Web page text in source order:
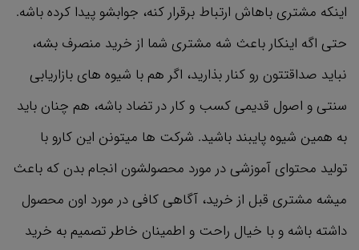
اینکه مشتری باهاش ارتباط برقرار کنه، جوابشو پیدا کرده باشه.
حتی اگه اینکار باعث شه مشتری شما از خرید منصرف بشه،
نباید صداقتتون رو کنار بذارید، اگر هم با شیوه های بازاریابی
سنتی و اصول قدیمی کسب و کار در تضاد باشه، هم چنان باید
به همین شیوه پایبند باشید. شرکت ها میتونن این کارو با
تولید محتوای آموزشی در مورد محصولشون انجام بدن که باعث
میشه مشتری قبل از خرید، آگاهی کافی در مورد اون محصول
داشته باشه و با خیال راحت و اطمینان خاطر تصمیم به خرید